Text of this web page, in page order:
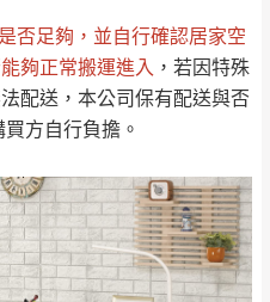
否足夠 ，並自行確認居家空
夠正常搬運進入 ，若因特殊
配送，本公司保有配送與否
方自行負擔。
峨眉鄉、五峰鄉、
橫山、北埔鄉、尖
石鄉、寶山鄉山
區、新埔山區、芎
里
無
假日)，我們客服會與您
知確認訂單。
@dershin）
貨，若未詢問下單後無
ine ID → @dershin）
基隆，南至苗栗，偏遠
(詳見運送規章)。